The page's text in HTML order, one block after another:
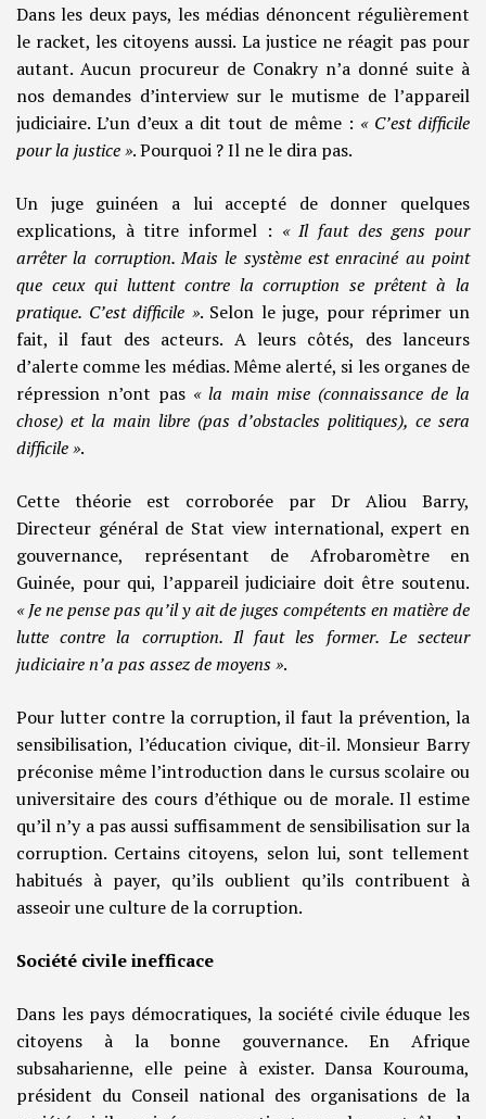
Dans les deux pays, les médias dénoncent régulièrement
le racket, les citoyens aussi. La justice ne réagit pas pour
autant. Aucun procureur de Conakry n’a donné suite à
nos demandes d’interview sur le mutisme de l’appareil
judiciaire. L’un d’eux a dit tout de même : « C’est difficile
pour la justice ». Pourquoi ? Il ne le dira pas.
Un juge guinéen a lui accepté de donner quelques
explications, à titre informel : « Il faut des gens pour
arrêter la corruption. Mais le système est enraciné au point
que ceux qui luttent contre la corruption se prêtent à la
pratique. C’est difficile ». Selon le juge, pour réprimer un
fait, il faut des acteurs. A leurs côtés, des lanceurs
d’alerte comme les médias. Même alerté, si les organes de
répression n’ont pas « la main mise (connaissance de la
chose) et la main libre (pas d’obstacles politiques), ce sera
difficile ».
Cette théorie est corroborée par Dr Aliou Barry,
Directeur général de Stat view international, expert en
gouvernance, représentant de Afrobaromètre en
Guinée, pour qui, l’appareil judiciaire doit être soutenu.
« Je ne pense pas qu’il y ait de juges compétents en matière de
lutte contre la corruption. Il faut les former. Le secteur
judiciaire n’a pas assez de moyens ».
Pour lutter contre la corruption, il faut la prévention, la
sensibilisation, l’éducation civique, dit-il. Monsieur Barry
préconise même l’introduction dans le cursus scolaire ou
universitaire des cours d’éthique ou de morale. Il estime
qu’il n’y a pas aussi suffisamment de sensibilisation sur la
corruption. Certains citoyens, selon lui, sont tellement
habitués à payer, qu’ils oublient qu’ils contribuent à
asseoir une culture de la corruption.
Société civile inefficace
Dans les pays démocratiques, la société civile éduque les
citoyens à la bonne gouvernance. En Afrique
subsaharienne, elle peine à exister. Dansa Kourouma,
président du Conseil national des organisations de la